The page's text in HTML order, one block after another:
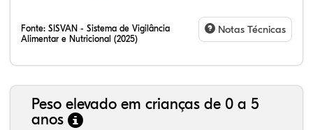
Fonte: SISVAN - Sistema de Vigilância
Alimentar e Nutricional (2025)
Notas Técnicas
Peso elevado em crianças de 0 a 5
anos